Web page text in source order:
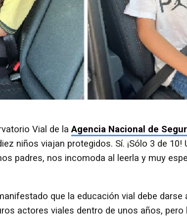
Vial de laAgencia Nacional de
niños viajan protegidos. Sí. ¡Sólo 3 de
padres, nos incomoda al leerla y muy
que la educación vial debe darse
actores viales dentro de unos años,